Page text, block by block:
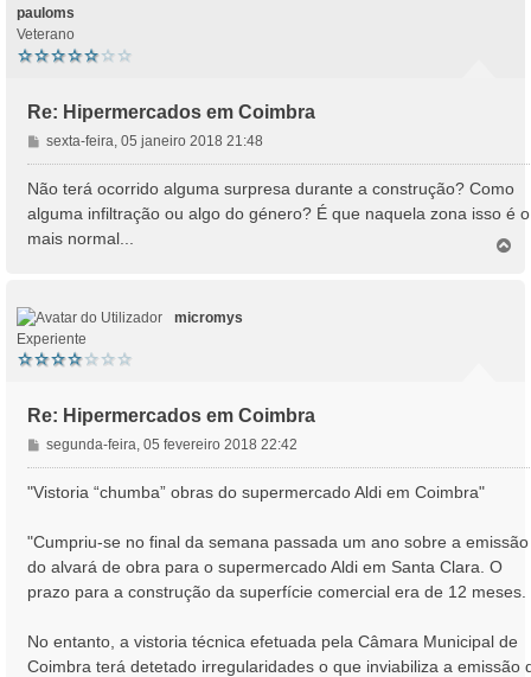
pauloms
Veterano
Re: Hipermercados em Coimbra
M
e
n
a
g
sexta-feira, 05 janeiro 2018 21:48
Não terá ocorrido alguma surpresa durante a construção? Como
alguma infiltração ou algo do género? É que naquela zona isso é o
mais normal...
micromys
Experiente
Re: Hipermercados em Coimbra
M
e
n
g
e
m
segunda-feira, 05 fevereiro 2018 22:42
"Vistoria “chumba” obras do supermercado Aldi em Coimbra"
"Cumpriu-se no final da semana passada um ano sobre a emissão
do alvará de obra para o supermercado Aldi em Santa Clara. O
prazo para a construção da superfície comercial era de 12 meses.
No entanto, a vistoria técnica efetuada pela Câmara Municipal de
Coimbra terá detetado irregularidades o que inviabiliza a emissão